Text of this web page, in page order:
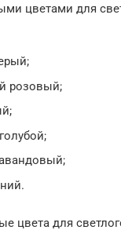
цветами для
розовый;
цвета для